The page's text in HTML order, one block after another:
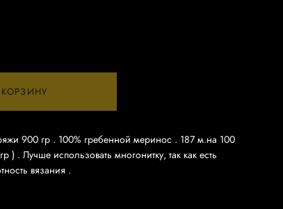
900 гр . 100% гребенной меринос . 187 м.на 100
) . Лучше использовать многонитку, так как есть
вязания .